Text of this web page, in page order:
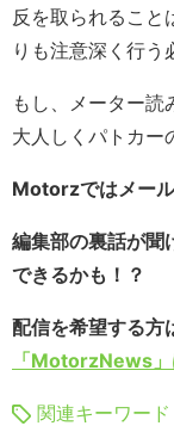
反を取られること
りも注意深く行う
もし、メーター読
大人しくパトカー
Motorzではメール
編集部の裏話が聞
できるかも！？
配信を希望する
「MotorzNews」
関連キーワード